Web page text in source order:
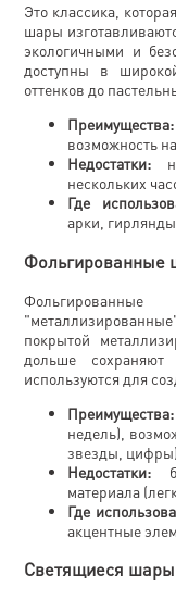
Это классика,
шары
экологичными и
доступны в
оттенков до
Преимущества:
возможность
Недостатки:
нескольких
Где
арки,
Фольгированные
покрытой
дольше
используются для
Преимущества:
недель),
звезды,
Недостатки:
материала
Где
акцентные
Светящиеся шары